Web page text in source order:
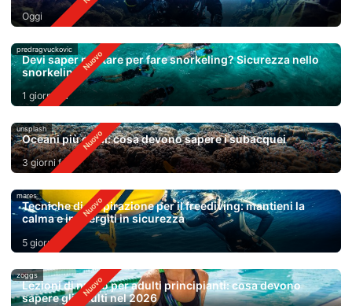
Oggi
predragvuckovic
Devi saper nuotare per fare snorkeling? Sicurezza nello
snorkeling
1 giorno fa
unsplash
Oceani più caldi: cosa devono sapere i subacquei
3 giorni fa
mares
Tecniche di respirazione per il freediving: mantieni la
calma e immergiti in sicurezza
5 giorni fa
zoggs
Lezioni di nuoto per adulti principianti: cosa devono
sapere gli adulti nel 2026